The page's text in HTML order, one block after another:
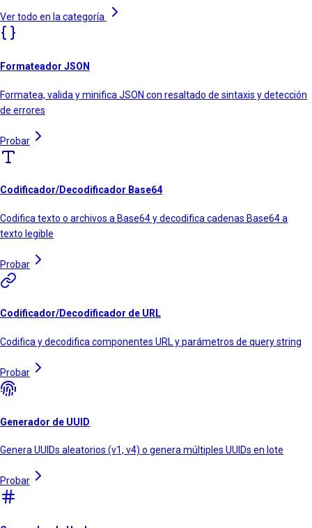
Ver todo en la categoría
Formateador JSON
Formatea, valida y minifica JSON con resaltado de sintaxis y detección
de errores
Probar
Codificador/Decodificador Base64
Codifica texto o archivos a Base64 y decodifica cadenas Base64 a
texto legible
Probar
Codificador/Decodificador de URL
Codifica y decodifica componentes URL y parámetros de query string
Probar
Generador de UUID
Genera UUIDs aleatorios (v1, v4) o genera múltiples UUIDs en lote
Probar